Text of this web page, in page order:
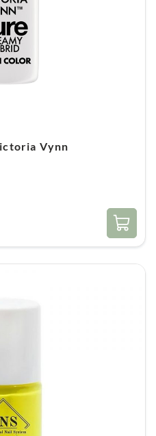
Verfijn en blend
en verlengingsproducten
te garanderen
Vynn